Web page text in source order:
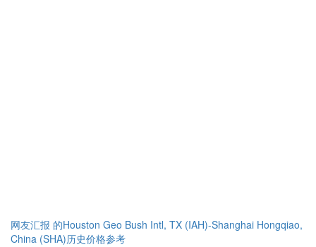
网友汇报 的Houston Geo Bush Intl, TX (IAH)-Shanghai Hongqiao,
China (SHA)历史价格参考